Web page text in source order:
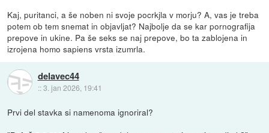
Kaj, puritanci, a še noben ni svoje pocrkjla v morju? A, vas je treba
potem ob tem snemat in objavljat? Najbolje da se kar pornografija
prepove in ukine. Pa še seks se naj prepove, bo ta zablojena in
izrojena homo sapiens vrsta izumrla.
delavec44
::3. jan 2026, 19:41
Prvi del stavka si namenoma ignoriral?